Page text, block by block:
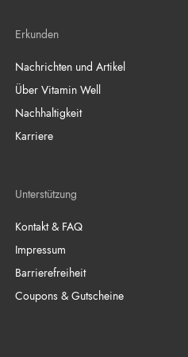
Erkunden
Nachrichten und Artikel
Über Vitamin Well
Nachhaltigkeit
Karriere
Unterstützung
Kontakt & FAQ
Impressum
Barrierefreiheit
Coupons & Gutscheine